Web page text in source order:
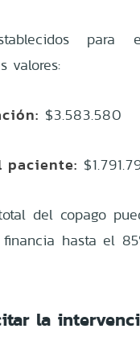
para
valores:
$3.583.580
paciente:
del copago
hasta el
la